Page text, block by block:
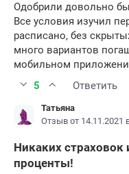
Одобрили довольно
Все условия изучил
расписано, без
много вариантов
мобильном
5
Ответить
Татьяна
Отзыв от 14.11.2021
Никаких страховок
проценты!